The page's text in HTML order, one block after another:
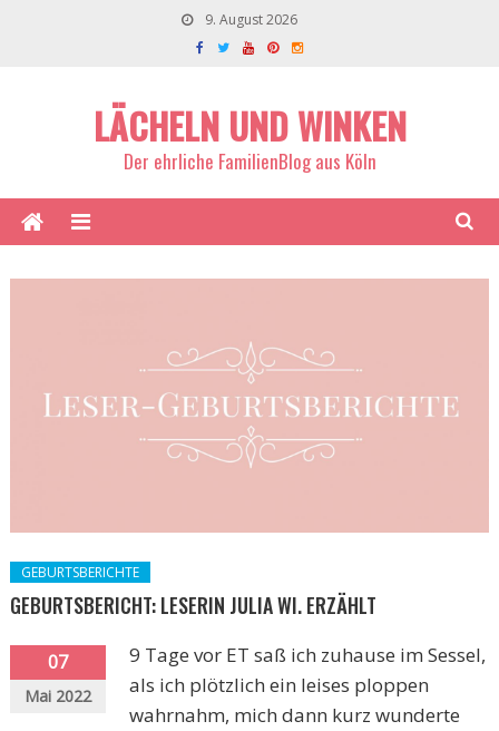
9. August 2026
LÄCHELN UND WINKEN
Der ehrliche FamilienBlog aus Köln
GEBURTSBERICHTE
GEBURTSBERICHT: LESERIN JULIA WI. ERZÄHLT
07
Mai 2022
9 Tage vor ET saß ich zuhause im Sessel,
als ich plötzlich ein leises ploppen
wahrnahm, mich dann kurz wunderte